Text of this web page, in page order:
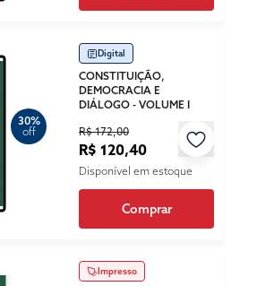
30%
off
Digital
CONSTITUIÇÃO,
DEMOCRACIA E
DIÁLOGO - VOLUME I
R$ 172,00
R$ 120,40
Disponível em estoque
Comprar
Impresso